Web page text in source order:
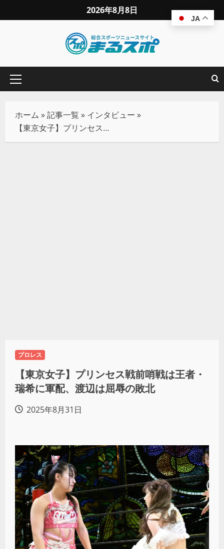
2026年8月8日
ホーム »記事一覧 » インタビュー »
【東京女子】プリンセス戦前哨戦は王者・瑞希に軍配、渡辺は屈辱の敗北
プロレス
【東京女子】プリンセス戦前哨戦は王者・
瑞希に軍配、渡辺は屈辱の敗北
2025年8月31日
JA